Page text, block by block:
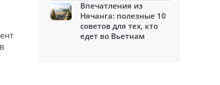
Впечатления из
Нячанга: полезные 10
советов для тех, кто
едет во Вьетнам